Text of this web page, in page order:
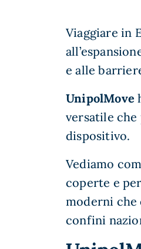
Viaggiare in
e alle
UnipolMove
versatile
dispositivo.
Vediamo
coperte e
moderni che
confini